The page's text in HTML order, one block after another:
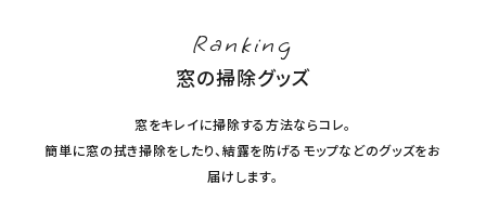
Ranking
窓の掃除グッズ
窓をキレイに掃除する方法ならコレ。
簡単に窓の拭き掃除をしたり、結露を防げるモップなどのグッズをお
届けします。